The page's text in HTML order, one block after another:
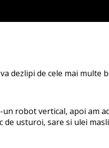
dezlipi de cele mai multe
robot vertical, apoi am
usturoi, sare si ulei